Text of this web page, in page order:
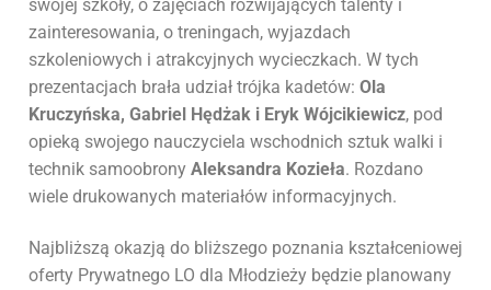
swojej szkoły, o zajęciach rozwijających talenty i
zainteresowania, o treningach, wyjazdach
szkoleniowych i atrakcyjnych wycieczkach. W tych
prezentacjach brała udział trójka kadetów: Ola
Kruczyńska, Gabriel Hędżak i Eryk Wójcikiewicz, pod
opieką swojego nauczyciela wschodnich sztuk walki i
technik samoobrony Aleksandra Kozieła. Rozdano
wiele drukowanych materiałów informacyjnych.
Najbliższą okazją do bliższego poznania kształceniowej
oferty Prywatnego LO dla Młodzieży będzie planowany